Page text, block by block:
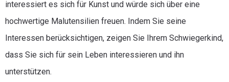
interessiert es sich für Kunst und würde sich über eine
hochwertige Malutensilien freuen. Indem Sie seine
Interessen berücksichtigen, zeigen Sie Ihrem Schwiegerkind,
dass Sie sich für sein Leben interessieren und ihn
unterstützen.